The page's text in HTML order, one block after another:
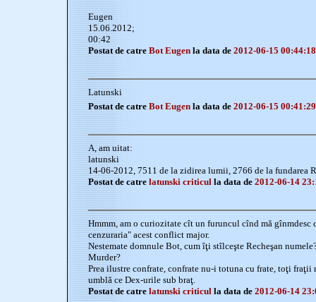
Eugen
15.06.2012;
00:42
Postat de catre Bot Eugen la data de 2012-06-15 00:44:18
Latunski
Postat de catre Bot Eugen la data de 2012-06-15 00:41:29
A, am uitat:
latunski
14-06-2012, 7511 de la zidirea lumii, 2766 de la fundarea
Postat de catre latunski criticul la data de 2012-06-14
Hmmm, am o curiozitate cît un furuncul cînd mă gînmdesc
cenzuraria" acest conflict major.
Nestemate domnule Bot, cum îţi stîlceşte Recheşan
Murder?
Prea ilustre confrate, confrate nu-i totuna cu frate, toţi fraţii
umblă ce Dex-urile sub braţ.
Postat de catre latunski criticul la data de 2012-06-14